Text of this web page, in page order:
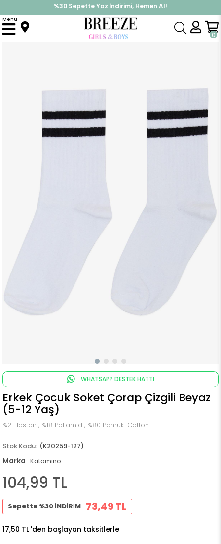
%30 Sepette Yaz İndirimi, Hemen Al!
İndirimlere ek %10 İndirimi Kap, Hemen Üye Ol!
0
Menu
Anasayfa Çorap Erkek Çocuk Soket Çorap Çizgili Beyaz (5-12 Yaş)
WHATSAPP DESTEK HATTI
Erkek Çocuk Soket Çorap Çizgili Beyaz
(5-12 Yaş)
%2 Elastan , %18 Poliamid , %80 Pamuk-Cotton
(K20259-127)
Marka : Katamino
104,99 TL
Sepette %30 İNDİRİM 73,49 TL
17,50 TL 'den başlayan taksitlerle